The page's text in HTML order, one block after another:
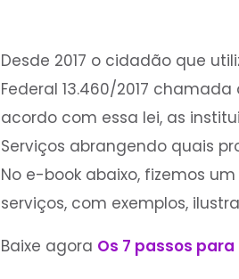
‍Desde 2017 o cidadão que
Federal 13.460/2017 chamada
acordo com essa lei, as
Serviços abrangendo quais
No e-book abaixo, fizemos
serviços, com exemplos,
Baixe agora Os 7 passos